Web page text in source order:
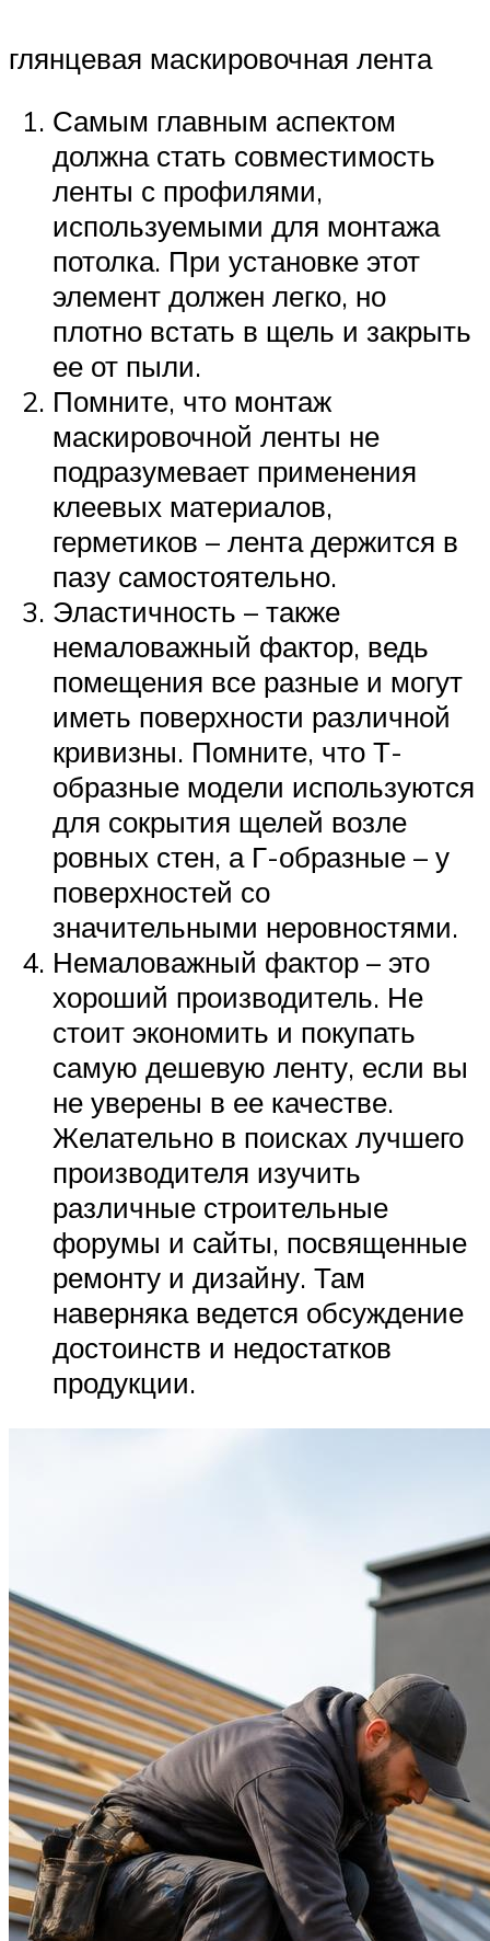
глянцевая маскировочная лента
Самым главным аспектом
должна стать совместимость
ленты с профилями,
используемыми для монтажа
потолка. При установке этот
элемент должен легко, но
плотно встать в щель и закрыть
ее от пыли.
Помните, что монтаж
маскировочной ленты не
подразумевает применения
клеевых материалов,
герметиков – лента держится в
пазу самостоятельно.
Эластичность – также
немаловажный фактор, ведь
помещения все разные и могут
иметь поверхности различной
кривизны. Помните, что Т-
образные модели используются
для сокрытия щелей возле
ровных стен, а Г-образные – у
поверхностей со
значительными неровностями.
Немаловажный фактор – это
хороший производитель. Не
стоит экономить и покупать
самую дешевую ленту, если вы
не уверены в ее качестве.
Желательно в поисках лучшего
производителя изучить
различные строительные
форумы и сайты, посвященные
ремонту и дизайну. Там
наверняка ведется обсуждение
достоинств и недостатков
продукции.